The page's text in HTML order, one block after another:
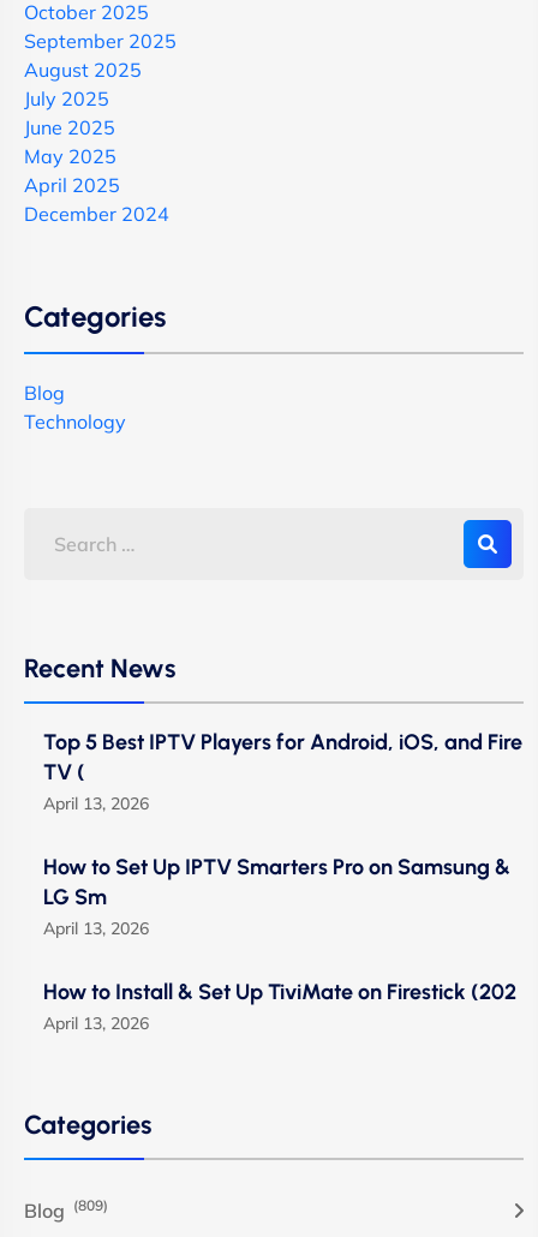
October 2025
September 2025
August 2025
July 2025
June 2025
May 2025
April 2025
December 2024
Categories
Blog
Technology
Recent News
Top 5 Best IPTV Players for Android, iOS, and Fire
TV (
April 13, 2026
How to Set Up IPTV Smarters Pro on Samsung &
LG Sm
April 13, 2026
How to Install & Set Up TiviMate on Firestick (202
April 13, 2026
Categories
Blog (809)